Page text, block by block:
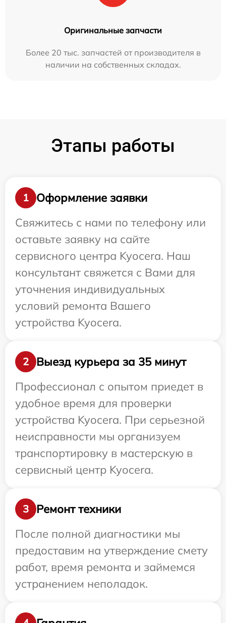
Оригинальные запчасти
Более 20 тыс. запчастей от производителя в
наличии на собственных складах.
Этапы работы
1
Оформление заявки
Свяжитесь с нами по телефону или
оставьте заявку на сайте
сервисного центра Kyocera. Наш
консультант свяжется с Вами для
уточнения индивидуальных
условий ремонта Вашего
устройства Kyocera.
2
Выезд курьера за 35 минут
Профессионал с опытом приедет в
удобное время для проверки
устройства Kyocera. При серьезной
неисправности мы организуем
транспортировку в мастерскую в
сервисный центр Kyocera.
3
Ремонт техники
После полной диагностики мы
предоставим на утверждение смету
работ, время ремонта и займемся
устранением неполадок.